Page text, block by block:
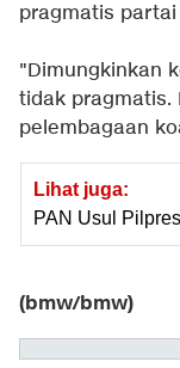
pragmatis
"Dimungkinkan
tidak pragmatis.
pelembagaan
Lihat juga:
PAN Usul
(bmw/bmw)